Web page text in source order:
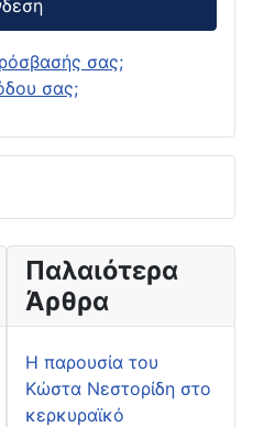
σας;
σας;
Παλαιότερα
Άρθρα
H παρουσία του
Κώστα Νεστορίδη στο
κερκυραϊκό